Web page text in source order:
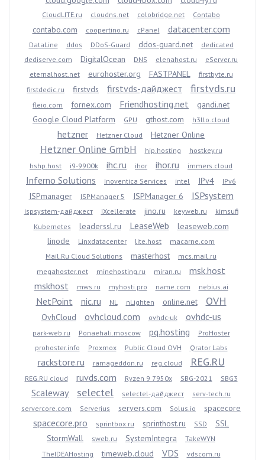
CloudLITE.ru cloudns.net colobridge.net Contabo
contabo.com coopertino.ru cPanel datacenter.com
DataLine ddos DDoS-Guard ddos-guard.net
dedicated
dediserve.com
DigitalOcean DNS elenahost.ru
eServer.ru
eternalhost.net
eurohoster.org FASTPANEL
firstbyte.ru
firstdedic.ru
firstvds firstvds-дайджест firstvds.ru
fleio.com fornex.com Friendhosting.net
gandi.net
Google Cloud Platform
GPU gthost.com h3llo.cloud
hetzner Hetzner Cloud Hetzner Online
Hetzner Online GmbH hip.hosting
hostkey.ru
hshp.host
i9-9900k ihc.ru ihor ihor.ru immers.cloud
Inferno Solutions Inoventica Services intel IPv4 IPv6
ISPmanager ISPManager 5 ISPManager 6 ISPsystem
ispsystem-дайджест IXcellerate jino.ru keyweb.ru
kimsufi
Kubernetes
leaderssl.ru LeaseWeb
leaseweb.com
linode
Linxdatacenter lite.host
macarne.com
Mail.Ru Cloud Solutions
masterhost
mcs.mail.ru
megahoster.net
minehosting.ru miran.ru
msk.host
mskhost
mws.ru myhosti.pro name.com nebius.ai
NetPoint nic.ru NL nLighten online.net OVH
OvhCloud ovhcloud.com ovhdc-uk ovhdc-us
park-web.ru Ponaehali.moscow pq.hosting
ProHoster
prohoster.info
Proxmox Public Cloud OVH Qrator Labs
rackstore.ru ramageddon.ru reg.cloud REG.RU
REG.RU cloud ruvds.com Ryzen 9 7950x SBG-2021 SBG3
Scaleway selectel selectel-дайджест
serv-tech.ru
servercore.com
Serverius servers.com Solus.io spacecore
spacecore.pro sprintbox.ru sprinthost.ru SSD
SSL
StormWall
sweb.ru SystemIntegra
TakeWYN
TheIDEAHosting
timeweb.cloud VDS vdscom.ru